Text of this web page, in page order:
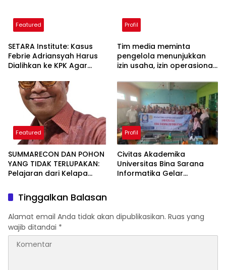
Featured
SETARA Institute: Kasus
Febrie Adriansyah Harus
Dialihkan ke KPK Agar
Profil
Tim media meminta
pengelola menunjukkan
izin usaha, izin operasional,
perpajakan, namun hingga
kini belum ada penjelasan
resmi.
Featured
SUMMARECON DAN POHON
YANG TIDAK TERLUPAKAN:
Pelajaran dari Kelapa
Pembangunan yang
Berakar Sejarah
Profil
Civitas Akademika
Universitas Bina Sarana
Informatika Gelar
Digital Melalui
Pemanfaatan Artificial
Tinggalkan Balasan
Alamat email Anda tidak akan dipublikasikan. Ruas yang
wajib ditandai *